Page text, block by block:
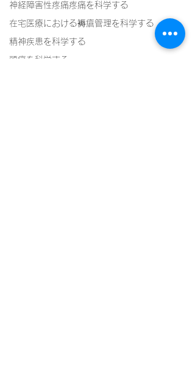
神経障害性疼痛疼痛を科学する
在宅医療における褥瘡管理を科学する
精神疾患を科学する
頭痛を科学する